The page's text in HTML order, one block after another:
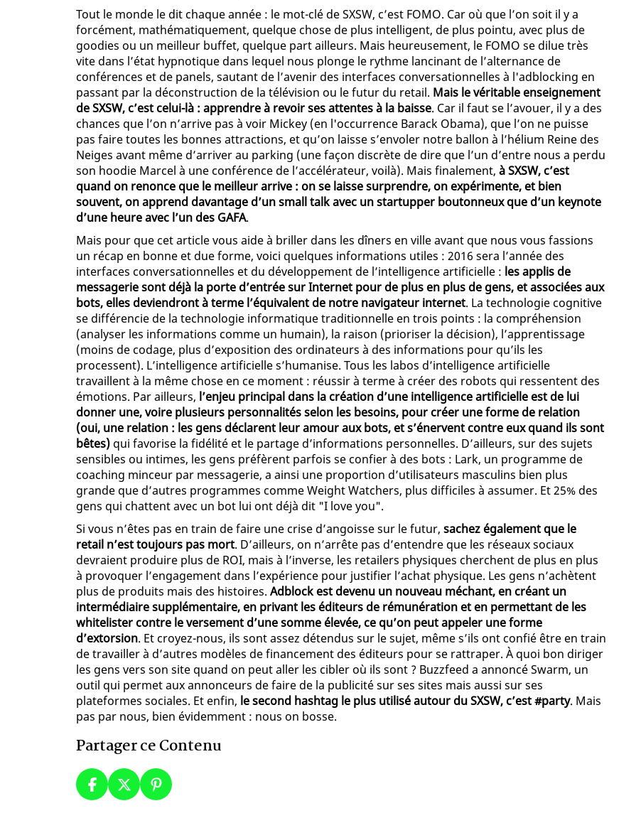
Tout le monde le dit chaque année : le mot-clé de SXSW, c’est FOMO. Car où que l’on soit il y a
forcément, mathématiquement, quelque chose de plus intelligent, de plus pointu, avec plus de
goodies ou un meilleur buffet, quelque part ailleurs. Mais heureusement, le FOMO se dilue très
vite dans l’état hypnotique dans lequel nous plonge le rythme lancinant de l’alternance de
conférences et de panels, sautant de l’avenir des interfaces conversationnelles à l'adblocking en
passant par la déconstruction de la télévision ou le futur du retail. Mais le véritable enseignement
de SXSW, c’est celui-là : apprendre à revoir ses attentes à la baisse. Car il faut se l’avouer, il y a des
chances que l’on n’arrive pas à voir Mickey (en l'occurrence Barack Obama), que l’on ne puisse
pas faire toutes les bonnes attractions, et qu’on laisse s’envoler notre ballon à l’hélium Reine des
Neiges avant même d’arriver au parking (une façon discrète de dire que l’un d’entre nous a perdu
son hoodie Marcel à une conférence de l’accélérateur, voilà). Mais finalement, à SXSW, c’est
quand on renonce que le meilleur arrive : on se laisse surprendre, on expérimente, et bien
souvent, on apprend davantage d’un small talk avec un startupper boutonneux que d’un keynote
d’une heure avec l’un des GAFA.
Mais pour que cet article vous aide à briller dans les dîners en ville avant que nous vous fassions
un récap en bonne et due forme, voici quelques informations utiles : 2016 sera l’année des
interfaces conversationnelles et du développement de l’intelligence artificielle : les applis de
messagerie sont déjà la porte d’entrée sur Internet pour de plus en plus de gens, et associées aux
bots, elles deviendront à terme l’équivalent de notre navigateur internet. La technologie cognitive
se différencie de la technologie informatique traditionnelle en trois points : la compréhension
(analyser les informations comme un humain), la raison (prioriser la décision), l’apprentissage
(moins de codage, plus d’exposition des ordinateurs à des informations pour qu’ils les
processent). L’intelligence artificielle s’humanise. Tous les labos d’intelligence artificielle
travaillent à la même chose en ce moment : réussir à terme à créer des robots qui ressentent des
émotions. Par ailleurs, l’enjeu principal dans la création d’une intelligence artificielle est de lui
donner une, voire plusieurs personnalités selon les besoins, pour créer une forme de relation
(oui, une relation : les gens déclarent leur amour aux bots, et s’énervent contre eux quand ils sont
bêtes) qui favorise la fidélité et le partage d’informations personnelles. D’ailleurs, sur des sujets
sensibles ou intimes, les gens préfèrent parfois se confier à des bots : Lark, un programme de
coaching minceur par messagerie, a ainsi une proportion d’utilisateurs masculins bien plus
grande que d’autres programmes comme Weight Watchers, plus difficiles à assumer. Et 25% des
gens qui chattent avec un bot lui ont déjà dit "I love you".
Si vous n’êtes pas en train de faire une crise d’angoisse sur le futur, sachez également que le
retail n’est toujours pas mort. D’ailleurs, on n’arrête pas d’entendre que les réseaux sociaux
devraient produire plus de ROI, mais à l’inverse, les retailers physiques cherchent de plus en plus
à provoquer l’engagement dans l’expérience pour justifier l’achat physique. Les gens n’achètent
plus de produits mais des histoires. Adblock est devenu un nouveau méchant, en créant un
intermédiaire supplémentaire, en privant les éditeurs de rémunération et en permettant de les
whitelister contre le versement d’une somme élevée, ce qu’on peut appeler une forme
d’extorsion. Et croyez-nous, ils sont assez détendus sur le sujet, même s’ils ont confié être en train
de travailler à d’autres modèles de financement des éditeurs pour se rattraper. À quoi bon diriger
les gens vers son site quand on peut aller les cibler où ils sont ? Buzzfeed a annoncé Swarm, un
outil qui permet aux annonceurs de faire de la publicité sur ses sites mais aussi sur ses
plateformes sociales. Et enfin, le second hashtag le plus utilisé autour du SXSW, c’est #party. Mais
pas par nous, bien évidemment : nous on bosse.
Partager ce Contenu